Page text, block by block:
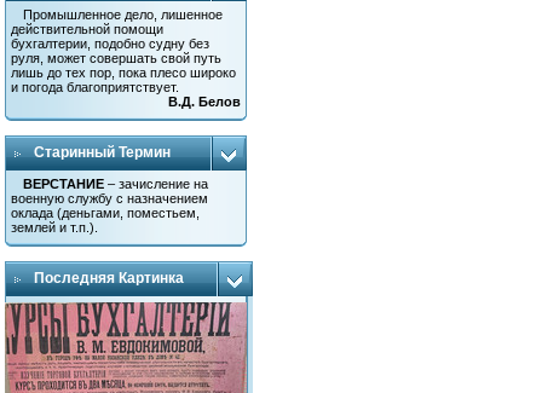
Промышленное дело, лишенное
действительной помощи
бухгалтерии, подобно судну без
руля, может совершать свой путь
лишь до тех пор, пока плесо широко
и погода благоприятствует.
В.Д. Белов
Старинный Термин
ВЕРСТАНИЕ – зачисление на
военную службу с назначением
оклада (деньгами, поместьем,
землей и т.п.).
Последняя Картинка